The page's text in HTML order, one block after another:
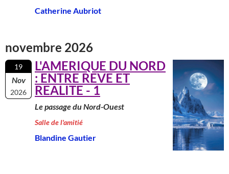
Catherine Aubriot
novembre 2026
19
Nov
2026
L'AMERIQUE DU NORD
: ENTRE REVE ET
REALITE - 1
Le passage du Nord-Ouest
Salle de l'amitié
Blandine Gautier